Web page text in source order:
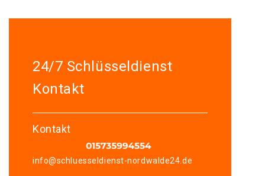
24/7 Schlüsseldienst
Kontakt
Kontakt
info@schluesseldienst-nordwalde24.de